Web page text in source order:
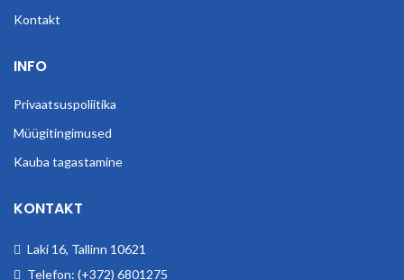
Kontakt
INFO
Privaatsuspoliitika
Müügitingimused
Kauba tagastamine
KONTAKT
Laki 16, Tallinn 10621
Telefon: (+372) 6801275